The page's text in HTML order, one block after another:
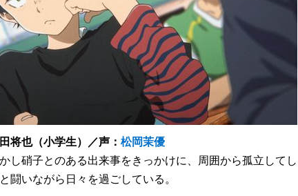
将也（小学生）／声： 松岡茉優
し硝子とのある出来事をきっかけに、周囲から孤立してし
闘いながら日々を過ごしている。